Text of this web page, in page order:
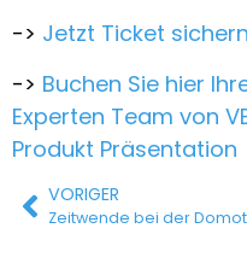
-> Jetzt Ticket
-> Buchen Sie hier
Experten Team von
Produkt Präsentation
VORIGER